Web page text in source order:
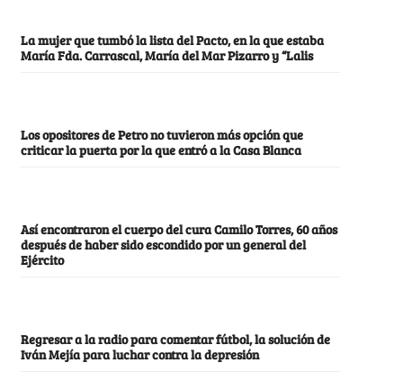
La mujer que tumbó la lista del Pacto, en la que estaba
María Fda. Carrascal, María del Mar Pizarro y “Lalis
Los opositores de Petro no tuvieron más opción que
criticar la puerta por la que entró a la Casa Blanca
Así encontraron el cuerpo del cura Camilo Torres, 60 años
después de haber sido escondido por un general del
Ejército
Regresar a la radio para comentar fútbol, la solución de
Iván Mejía para luchar contra la depresión